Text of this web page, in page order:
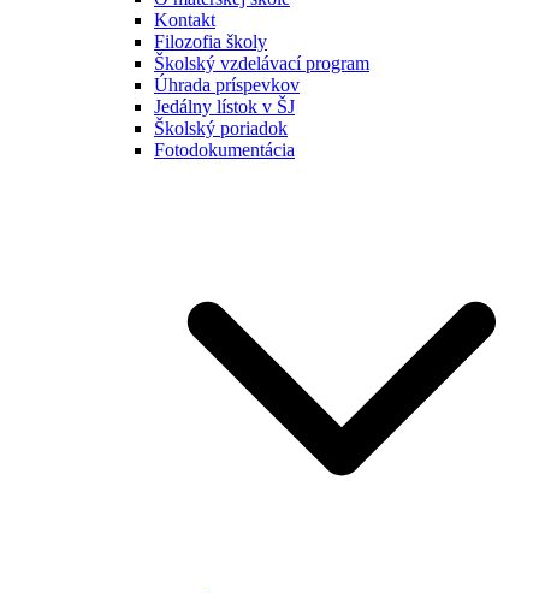
Kontakt
Filozofia školy
Školský vzdelávací program
Úhrada príspevkov
Jedálny lístok v ŠJ
Školský poriadok
Fotodokumentácia